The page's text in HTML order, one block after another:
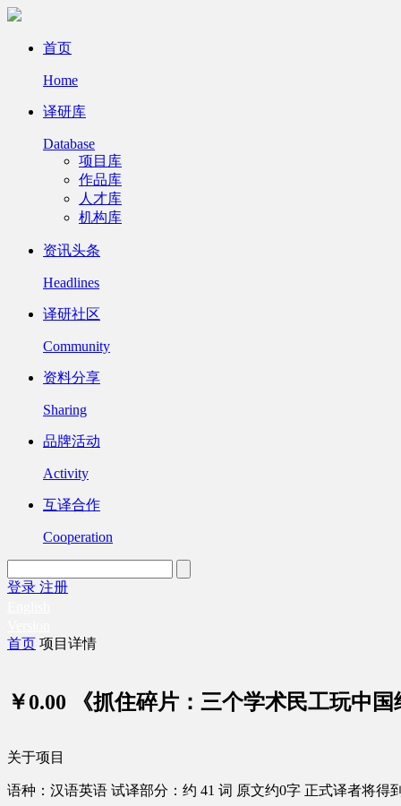
首页
Home
译研库
Database
项目库
作品库
人才库
机构库
资讯头条
Headlines
译研社区
Community
资料分享
Sharing
品牌活动
Activity
互译合作
Cooperation
登录 注册
首页 项目详情
￥0.00 《抓住碎片：三个学术民工玩中
关于项目
语种：汉语英语 试译部分：约 41 词 原文约0字 正式译者将得